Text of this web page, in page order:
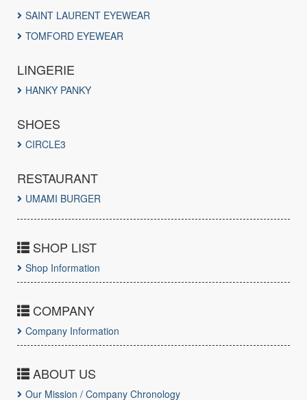
SAINT LAURENT EYEWEAR
TOMFORD EYEWEAR
LINGERIE
HANKY PANKY
SHOES
CIRCLE3
RESTAURANT
UMAMI BURGER
SHOP LIST
Shop Information
COMPANY
Company Information
ABOUT US
Our Mission / Company Chronology